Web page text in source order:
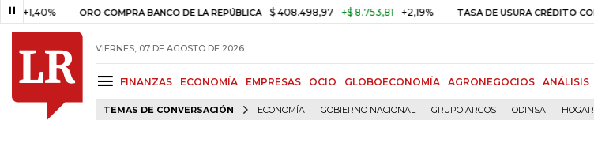
ORO COMPRA BANCO DE LA REPÚBLICA $ 408.498,97 +$ 8.753,81 +2,19% TASA DE USURA CRÉDITO CONSUMO
VIERNES, 07 DE AGOSTO DE 2026
FINANZAS ECONOMÍA EMPRESAS OCIO GLOBOECONOMÍA AGRONEGOCIOS ANÁLISIS
TEMAS DE CONVERSACIÓN ECONOMÍA GOBIERNO NACIONAL GRUPO ARGOS ODINSA HOGAR